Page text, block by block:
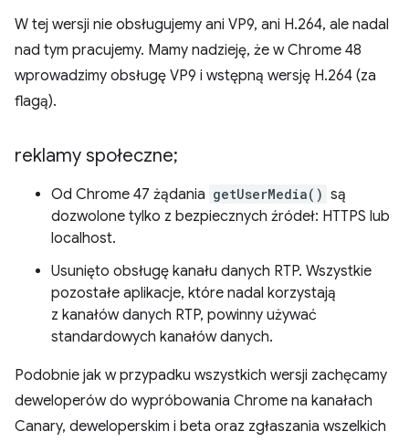
W tej wersji nie obsługujemy ani VP9, ani H.264, ale nadal
nad tym pracujemy. Mamy nadzieję, że w Chrome 48
wprowadzimy obsługę VP9 i wstępną wersję H.264 (za
flagą).
reklamy społeczne;
Od Chrome 47 żądania getUserMedia() są
dozwolone tylko z bezpiecznych źródeł: HTTPS lub
localhost.
Usunięto obsługę kanału danych RTP. Wszystkie
pozostałe aplikacje, które nadal korzystają
z kanałów danych RTP, powinny używać
standardowych kanałów danych.
Podobnie jak w przypadku wszystkich wersji zachęcamy
deweloperów do wypróbowania Chrome na kanałach
Canary, deweloperskim i beta oraz zgłaszania wszelkich